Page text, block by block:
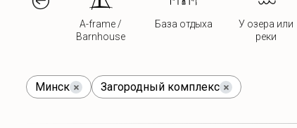
A-frame /
Barnhouse
База отдыха
У озера или
реки
Минск Загородный комплекс